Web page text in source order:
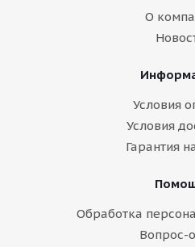
О
Условия
Условия
Гарантия
Обработка
Вопрос-